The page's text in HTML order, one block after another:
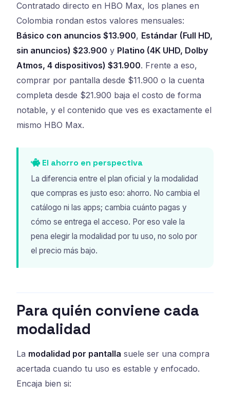
Contratado directo en HBO Max, los planes en
Colombia rondan estos valores mensuales:
Básico con anuncios $13.900, Estándar (Full HD,
sin anuncios) $23.900 y Platino (4K UHD, Dolby
Atmos, 4 dispositivos) $31.900. Frente a eso,
comprar por pantalla desde $11.900 o la cuenta
completa desde $21.900 baja el costo de forma
notable, y el contenido que ves es exactamente el
mismo HBO Max.
El ahorro en perspectiva
La diferencia entre el plan oficial y la modalidad
que compras es justo eso: ahorro. No cambia el
catálogo ni las apps; cambia cuánto pagas y
cómo se entrega el acceso. Por eso vale la
pena elegir la modalidad por tu uso, no solo por
el precio más bajo.
Para quién conviene cada
modalidad
La modalidad por pantalla suele ser una compra
acertada cuando tu uso es estable y enfocado.
Encaja bien si: